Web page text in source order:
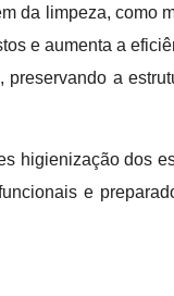
da limpeza, como
e aumenta a
a
higienização dos
e